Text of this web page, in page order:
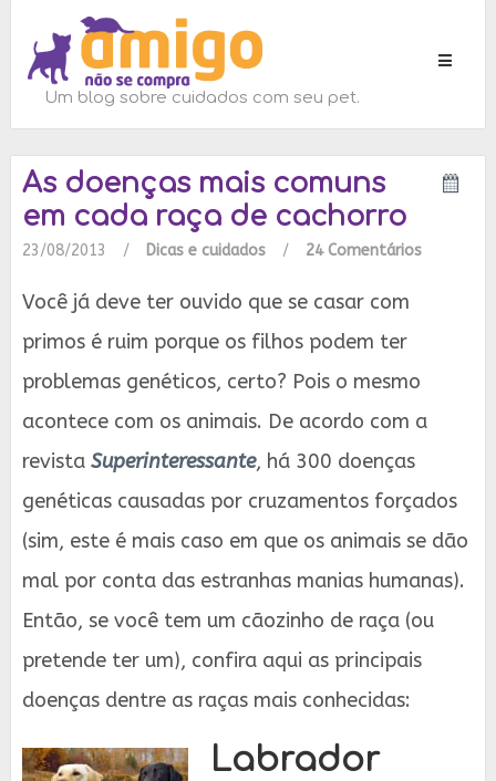
Toggle
Um blog sobre cuidados com seu pet.
As doenças mais comuns
em cada raça de cachorro
23/08/2013 / Dicas e cuidados / 24 Comentários
Você já deve ter ouvido que se casar com
primos é ruim porque os filhos podem ter
problemas genéticos, certo? Pois o mesmo
acontece com os animais. De acordo com a
revista Superinteressante, há 300 doenças
genéticas causadas por cruzamentos forçados
(sim, este é mais caso em que os animais se dão
mal por conta das estranhas manias humanas).
Então, se você tem um cãozinho de raça (ou
pretende ter um), confira aqui as principais
doenças dentre as raças mais conhecidas:
Labrador